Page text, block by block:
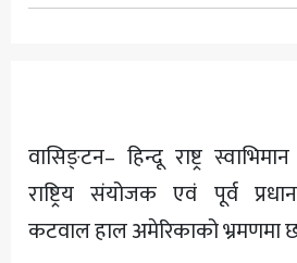
वासिङ्टन– हिन्दू राष्ट्र
राष्ट्रिय संयोजक एवं पूर्व
कटवाल हाल अमेरिकाको भ्रमणमा